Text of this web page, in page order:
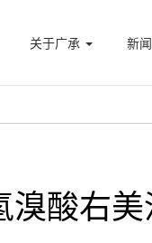
关于广承 新
溴酸右